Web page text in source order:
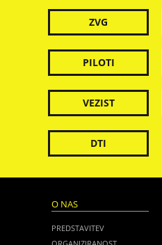
ZVG
PILOTI
VEZIST
DTI
O NAS
PREDSTAVITEV